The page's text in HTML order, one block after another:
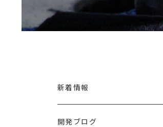
新着情報
開発ブログ